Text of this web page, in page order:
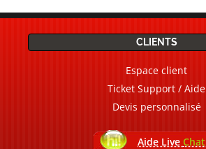
CLIENTS
Espace client
Ticket Support / Aide
Devis personnalisé
Aide Live Chat